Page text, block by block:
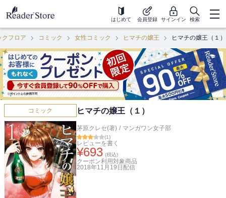
はじめて 会員登録 サインイン 検索
クフロア コミック 女性コミック ヒマチの嬢王 ヒマチの嬢王（１）
コミック ヒマチの嬢王（１）
茅原クレセ(著) / マンガワン女子部
(1)
レビューを書く
¥693 (税込)
クーポン利用対象商品
2018年11月19日 配信